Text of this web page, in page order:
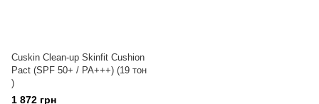
Cuskin Clean-up Skinfit Cushion
Pact (SPF 50+ / PA+++) (19 тон
)
1 872 грн